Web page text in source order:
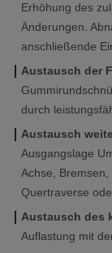
Erhöhung des
Änderungen.
anschließende
Austausch der
durch
Austausch
Ausgangslage
Achse, Bremsen,
Quertraverse
Austausch des
Auflastung mit